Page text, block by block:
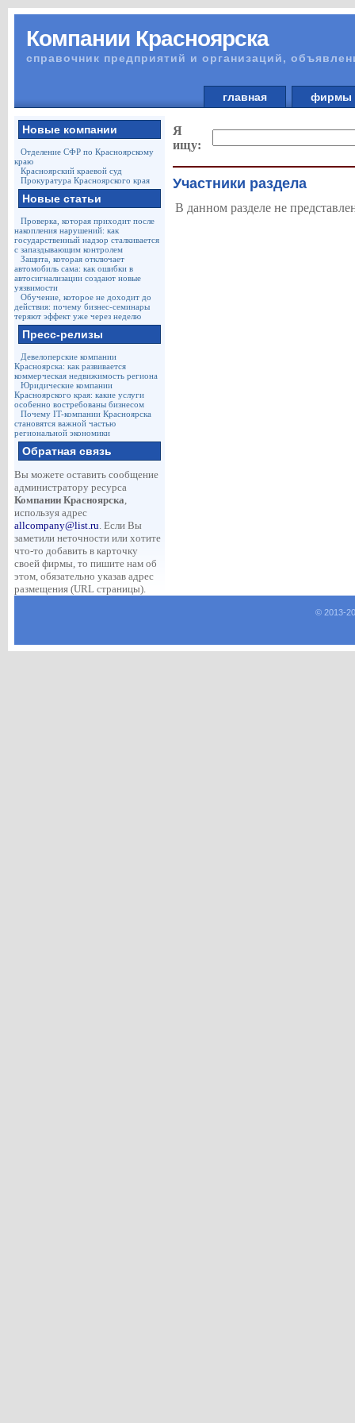
Компании Красноярска
справочник предприятий и организаций,
главная
Новые компании
Отделение СФР по Красноярскому
краю
Красноярский краевой суд
Прокуратура Красноярского края
Новые статьи
Проверка, которая приходит после
накопления нарушений: как
государственный надзор сталкивается
с запаздывающим контролем
Защита, которая отключает
автомобиль сама: как ошибки в
автосигнализации создают новые
уязвимости
Обучение, которое не доходит до
действия: почему бизнес-семинары
теряют эффект уже через неделю
Пресс-релизы
Девелоперские компании
Красноярска: как развивается
коммерческая недвижимость региона
Юридические компании
Красноярского края: какие услуги
особенно востребованы бизнесом
Почему IT-компании Красноярска
становятся важной частью
региональной экономики
Обратная связь
Вы можете оставить сообщение
администратору ресурса
Компании Красноярска,
используя адрес
allcompany@list.ru. Если Вы
заметили неточности или хотите
что-то добавить в карточку
своей фирмы, то пишите нам об
этом, обязательно указав адрес
размещения (URL страницы).
Я
ищу:
Участники раздела
В данном разделе не
© 2013-